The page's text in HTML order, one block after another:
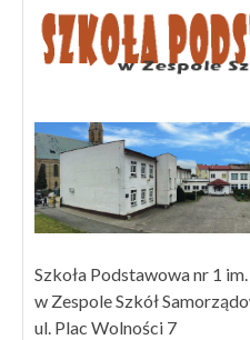
Szkoła Podstawowa nr 1
w Zespole Szkół
ul. Plac Wolności 7